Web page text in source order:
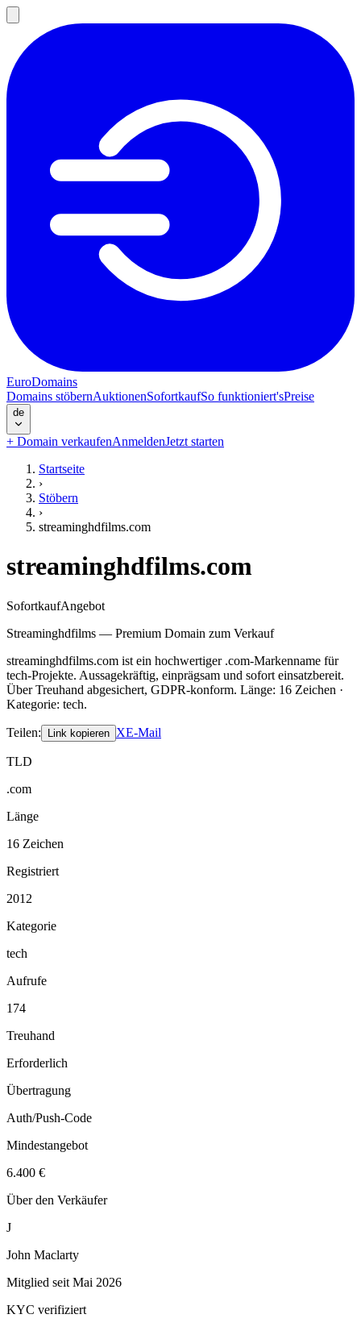
EuroDomains
Domains stöbernAuktionenSofortkaufSo funktioniert'sPreise
de
+ Domain verkaufenAnmeldenJetzt starten
Startseite
›
Stöbern
›
streaminghdfilms.com
streaminghdfilms.com
SofortkaufAngebot
Streaminghdfilms — Premium Domain zum Verkauf
streaminghdfilms.com ist ein hochwertiger .com-Markenname für
tech-Projekte. Aussagekräftig, einprägsam und sofort einsatzbereit.
Über Treuhand abgesichert, GDPR-konform. Länge: 16 Zeichen ·
Kategorie: tech.
Teilen: Link kopieren XE-Mail
TLD
.com
Länge
16 Zeichen
Registriert
2012
Kategorie
tech
Aufrufe
174
Treuhand
Erforderlich
Übertragung
Auth/Push-Code
Mindestangebot
6.400 €
Über den Verkäufer
J
John Maclarty
Mitglied seit Mai 2026
KYC verifiziert